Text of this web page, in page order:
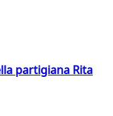
partigiana Rita